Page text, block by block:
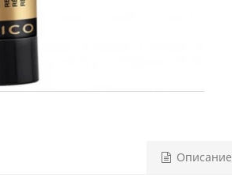
Описание